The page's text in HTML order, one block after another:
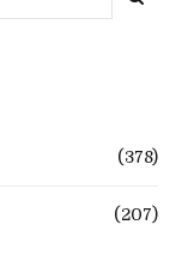
(378)
(207)